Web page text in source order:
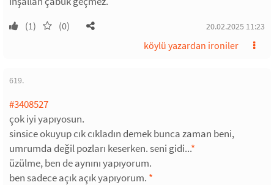
(1) (0) 20.02.2025 11:23
köylü yazardan ironiler
619.
#3408527
çok iyi yapıyosun.
sinsice okuyup cık cıkladın demek bunca zaman beni,
umrumda değil pozları keserken. seni gidi...*
üzülme, ben de aynını yapıyorum.
ben sadece açık açık yapıyorum. *